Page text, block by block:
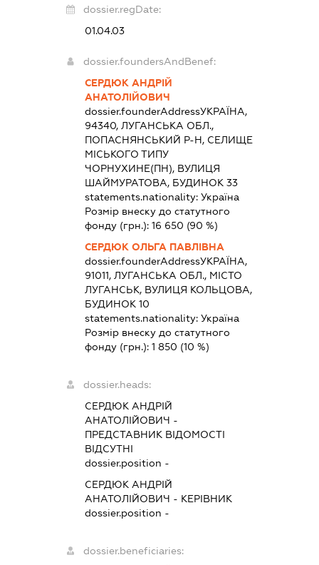
dossier.regDate:
01.04.03
dossier.foundersAndBenef:
СЕРДЮК АНДРІЙ
АНАТОЛІЙОВИЧ
dossier.founderAddressУКРАЇНА,
94340, ЛУГАНСЬКА ОБЛ.,
ПОПАСНЯНСЬКИЙ Р-Н, СЕЛИЩЕ
МІСЬКОГО ТИПУ
ЧОРНУХИНЕ(ПН), ВУЛИЦЯ
ШАЙМУРАТОВА, БУДИНОК 33
statements.nationality: Україна
Розмір внеску до статутного
фонду (грн.): 16 650 (90 %)
СЕРДЮК ОЛЬГА ПАВЛІВНА
dossier.founderAddressУКРАЇНА,
91011, ЛУГАНСЬКА ОБЛ., МІСТО
ЛУГАНСЬК, ВУЛИЦЯ КОЛЬЦОВА,
БУДИНОК 10
statements.nationality: Україна
Розмір внеску до статутного
фонду (грн.): 1 850 (10 %)
dossier.heads:
СЕРДЮК АНДРІЙ
АНАТОЛІЙОВИЧ -
ПРЕДСТАВНИК ВІДОМОСТІ
ВІДСУТНІ
dossier.position -
СЕРДЮК АНДРІЙ
АНАТОЛІЙОВИЧ - КЕРІВНИК
dossier.position -
dossier.beneficiaries: